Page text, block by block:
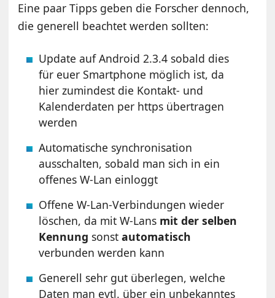
Eine paar Tipps geben die Forscher dennoch,
die generell beachtet werden sollten:
Update auf Android 2.3.4 sobald dies
für euer Smartphone möglich ist, da
hier zumindest die Kontakt- und
Kalenderdaten per https übertragen
werden
Automatische synchronisation
ausschalten, sobald man sich in ein
offenes W-Lan einloggt
Offene W-Lan-Verbindungen wieder
löschen, da mit W-Lans mit der selben
Kennung sonstautomatisch
verbunden werden kann
Generell sehr gut überlegen, welche
Daten man evtl. über ein unbekanntes